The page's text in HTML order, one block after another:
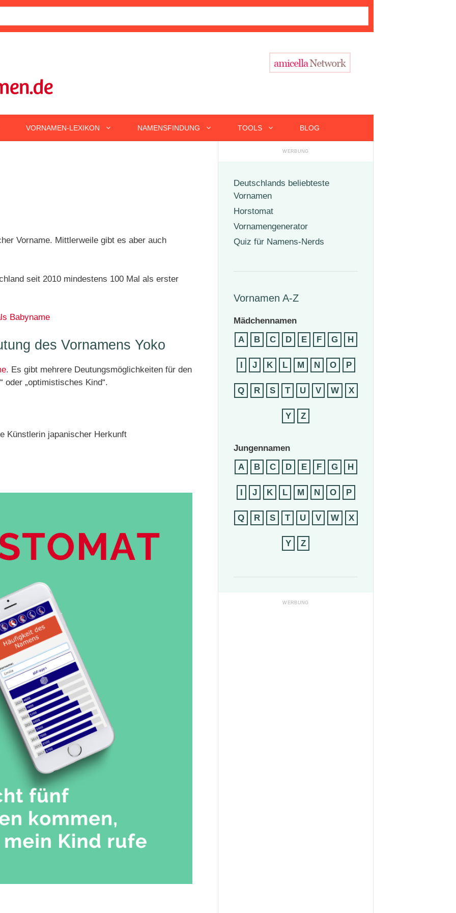
VORNAMEN-LEXIKON NAMENSFINDUNG TOOLS BLOG
Vorname. Mittlerweile gibt es aber auch
seit 2010 mindestens 100 Mal als erster
Babyname
des Vornamens Yoko
. Es gibt mehrere Deutungsmöglichkeiten für den
oder „optimistisches Kind“.
Künstlerin japanischer Herkunft
Deutschlands beliebteste
Vornamen
Horstomat
Vornamengenerator
Quiz für Namens-Nerds
Vornamen A-Z
Mädchennamen
A
B C D E F G H
I J K L M N O P
Q R S T U V W X
Y Z
Jungennamen
A
B C D E F G H
I J K L M N O P
Q R S T U V W X
Y Z